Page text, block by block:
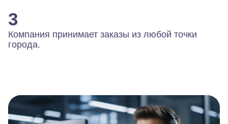
3
Компания принимает заказы из любой точки
города.